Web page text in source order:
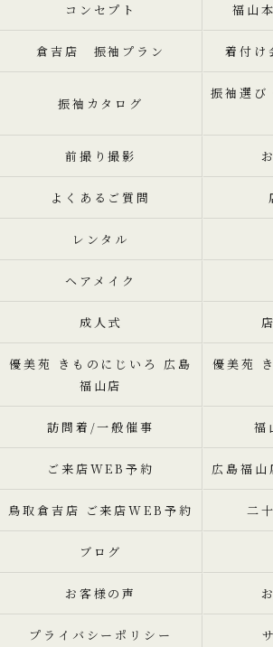
コンセプト 福山
倉吉店 振袖プラン 着付け
振袖カタログ
振袖選び
前撮り撮影
よくあるご質問
レンタル
ヘアメイク
成人式
優美苑 きものにじいろ 広島
福山店
優美苑
訪問着/一般催事 福
ご来店WEB予約 広島福
鳥取倉吉店 ご来店WEB予約 二
ブログ
お客様の声
プライバシーポリシー